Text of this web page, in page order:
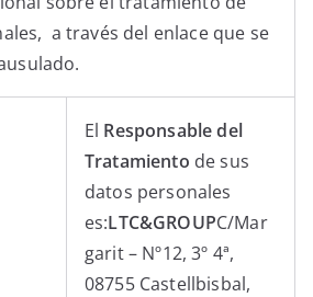
a través del enlace que se
El Responsable del
Tratamiento de sus
datos personales
es:LTC&GROUPC/Mar
garit – Nº12, 3º 4ª,
08755 Castellbisbal,